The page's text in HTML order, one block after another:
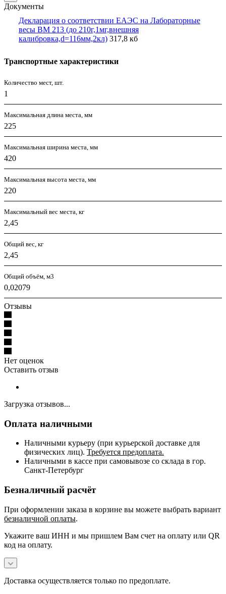
Документы
Декларация о соответствии ЕАЭС на Лабораторные
весы ВМ 213 (до 210г,1мг,внешняя
калибровка,d=116мм,2кл) 317,8 кб
Транспортные характеристики
Количество мест, шт.
1
Максимальная длина места, мм
225
Максимальная ширина места, мм
420
Максимальная высота места, мм
220
Максимальный вес места, кг
2,45
Общий вес, кг
2,45
Общий объём, м3
0,02079
Отзывы
Нет оценок
Оставить отзыв
Загрузка отзывов...
Оплата наличными
Наличными курьеру (при курьерской доставке для
физических лиц). Требуется предоплата.
Наличными в кассе при самовывозе со склада в гор.
Санкт-Петербург
Безналичный расчёт
При оформлении заказа в корзине вы можете выбрать вариант
безналичной оплаты.
Укажите ваш ИНН и мы пришлем Вам счет на оплату или QR
код на оплату.
Доставка осуществляется только по предоплате.